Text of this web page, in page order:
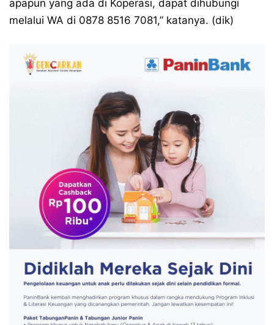
apapun yang ada di Koperasi, dapat dihubungi
melalui WA di 0878 8516 7081,” katanya. (dik)